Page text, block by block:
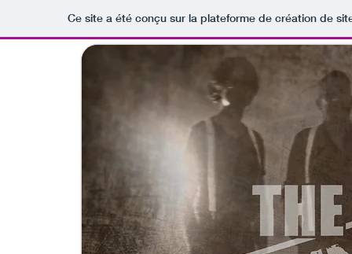
Ce site a été conçu sur la plateforme de création de